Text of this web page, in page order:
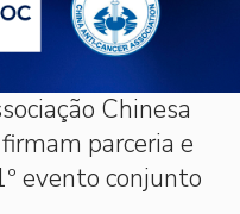
Chinesa
parceria e
evento conjunto